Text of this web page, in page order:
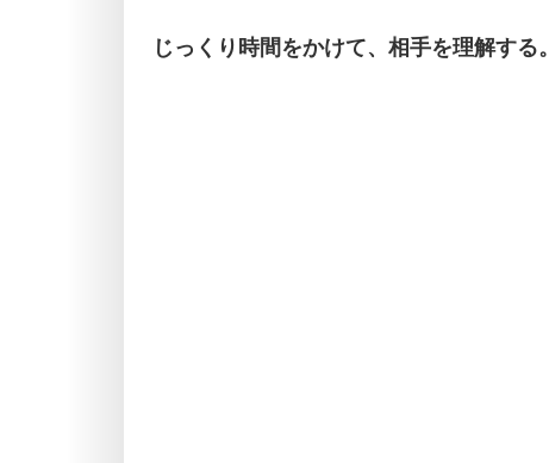
じっくり時間をかけて、相手を理解する。